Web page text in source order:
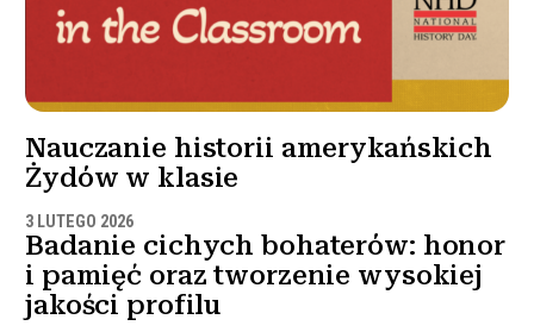
Nauczanie historii amerykańskich
Żydów w klasie
3 LUTEGO 2026
Badanie cichych bohaterów: honor
i pamięć oraz tworzenie wysokiej
jakości profilu